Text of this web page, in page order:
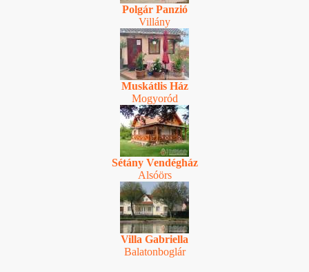
Polgár Panzió
Villány
Muskátlis Ház
Mogyoród
Sétány Vendégház
Alsóörs
Villa Gabriella
Balatonboglár